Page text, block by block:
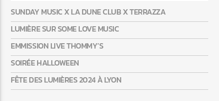
SUNDAY MUSIC X LA DUNE CLUB X TERRAZZA
LUMIÈRE SUR SOME LOVE MUSIC
EMMISSION LIVE THOMMY’S
SOIRÉE HALLOWEEN
FÊTE DES LUMIÈRES 2024 À LYON